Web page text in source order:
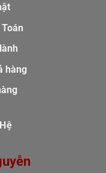
hàng